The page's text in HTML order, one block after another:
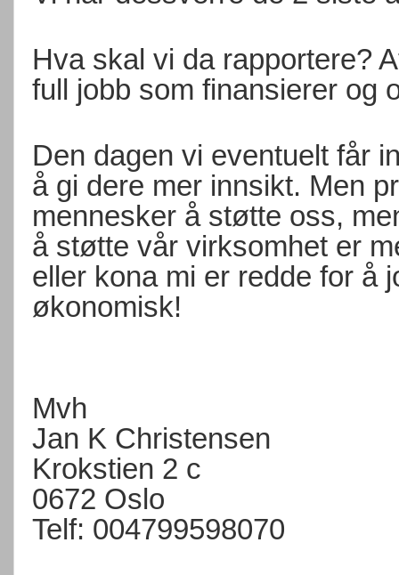
Hva skal vi da rapportere?
full jobb som finansierer og
Den dagen vi eventuelt får
å gi dere mer innsikt. Men
mennesker å støtte oss,
å støtte vår virksomhet er
eller kona mi er redde for å
økonomisk!
Mvh
Jan K Christensen
Krokstien 2 c
0672 Oslo
Telf: 004799598070